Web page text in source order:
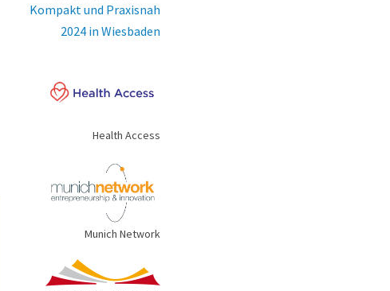
Kompakt und Praxisnah
2024 in Wiesbaden
Health Access
Munich Network